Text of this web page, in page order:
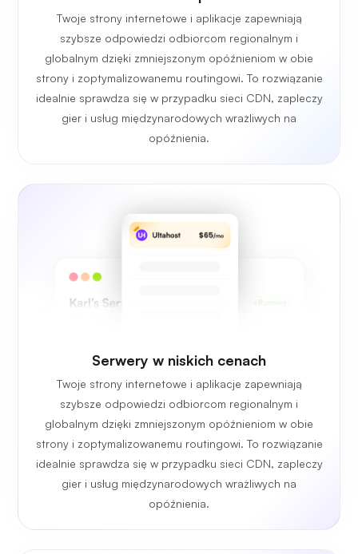
Twoje strony internetowe i aplikacje zapewniają
szybsze odpowiedzi odbiorcom regionalnym i
globalnym dzięki zmniejszonym opóźnieniom w obie
strony i zoptymalizowanemu routingowi. To rozwiązanie
idealnie sprawdza się w przypadku sieci CDN, zapleczy
gier i usług międzynarodowych wrażliwych na
opóźnienia.
Serwery w niskich cenach
Twoje strony internetowe i aplikacje zapewniają
szybsze odpowiedzi odbiorcom regionalnym i
globalnym dzięki zmniejszonym opóźnieniom w obie
strony i zoptymalizowanemu routingowi. To rozwiązanie
idealnie sprawdza się w przypadku sieci CDN, zapleczy
gier i usług międzynarodowych wrażliwych na
opóźnienia.